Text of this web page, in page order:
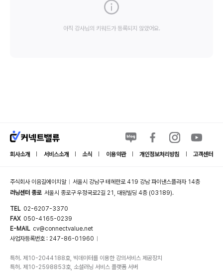
아직 강사님의 키워드가 등록되지 않았어요.
회사소개 서비스소개 소식 이용약관 개인정보처리방침 고객센터
주식회사 이음길에이치알
서울시 강남구 테헤란로 419 강남 파이낸스플라자 14층
러닝센터 종로 서울시 종로구 우정국로2길 21, 대왕빌딩 4층 (03189).
TEL 02-6207-3370
FAX 050-4165-0239
E-MAIL cv@connectvalue.net
사업자등록번호 : 247-86-01960
특허. 제10-2044188호, 빅데이터를 이용한 강의서비스 제공장치
특허. 제10-2598853호, 소셜러닝 서비스 플랫폼 서버